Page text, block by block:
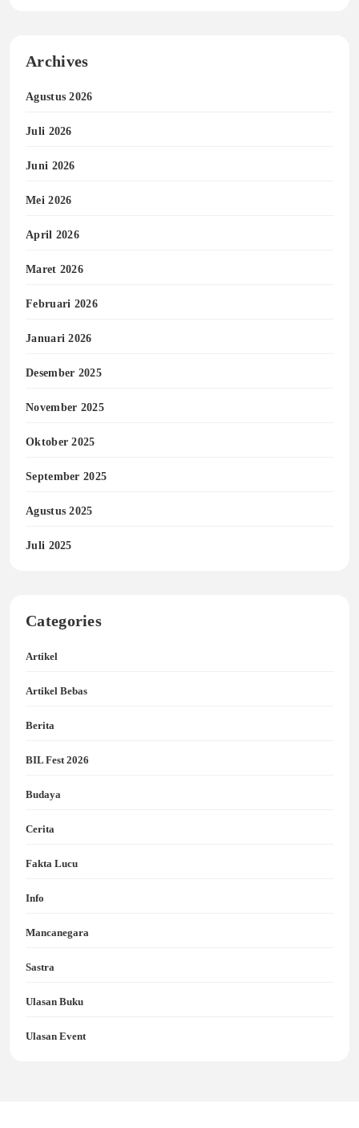
Archives
Agustus 2026
Juli 2026
Juni 2026
Mei 2026
April 2026
Maret 2026
Februari 2026
Januari 2026
Desember 2025
November 2025
Oktober 2025
September 2025
Agustus 2025
Juli 2025
Categories
Artikel
Artikel Bebas
Berita
BIL Fest 2026
Budaya
Cerita
Fakta Lucu
Info
Mancanegara
Sastra
Ulasan Buku
Ulasan Event